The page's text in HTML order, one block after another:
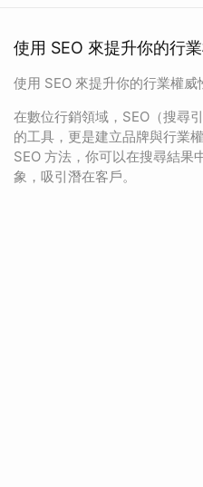
使用 SEO 來提升你的行
使用 SEO 來提升你的行業權
在數位行銷領域，SEO（搜尋
的工具，更是建立品牌與行業
SEO 方法，你可以在搜尋結果
象，吸引潛在客戶。